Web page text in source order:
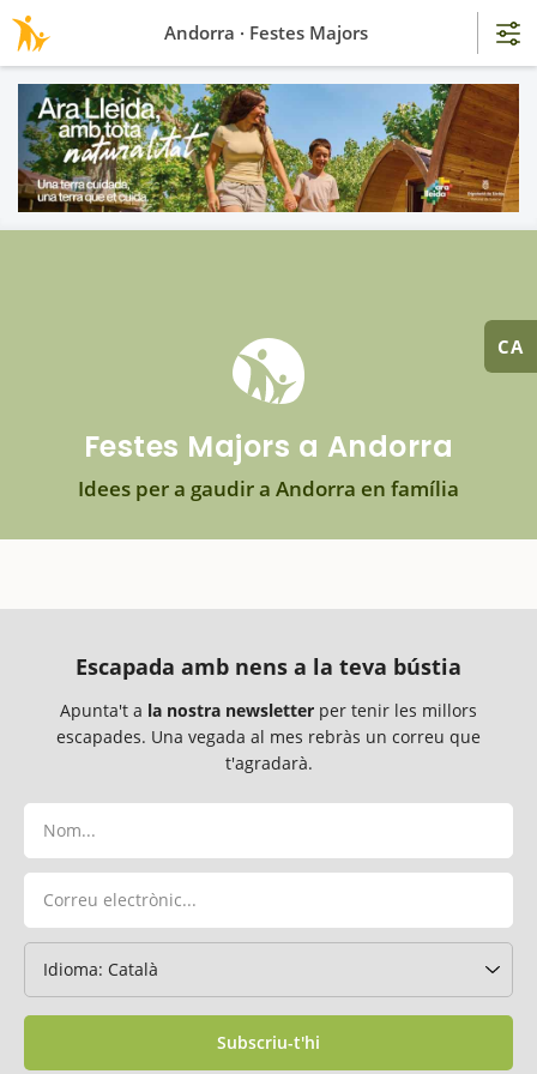
CA
Festes Majors a Andorra
Idees per a gaudir a Andorra en família
Escapada amb nens a la teva bústia
Apunta't a la nostra newsletter per tenir les millors
escapades. Una vegada al mes rebràs un correu que
t'agradarà.
Subscriu-t'hi
Andorra · Festes Majors